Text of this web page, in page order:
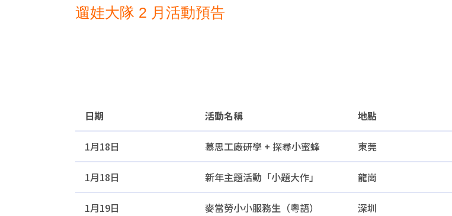
遛娃大隊 2 月活動預告
日期 活動名稱 地點
日期
活動名稱 地點
1月18日 慕思工廠研學 + 探尋小蜜蜂 東莞
1月18日 新年主題活動「小題大作」 龍崗
1月19日 麥當勞小小服務生（粵語） 深圳